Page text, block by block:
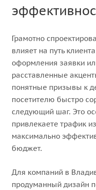
Грамотно
влияет на путь
оформления заявки
расставленные
понятные призывы к
посетителю быстро
следующий шаг. Это
привлекаете трафик
максимально
бюджет.
Для компаний в
продуманный дизайн